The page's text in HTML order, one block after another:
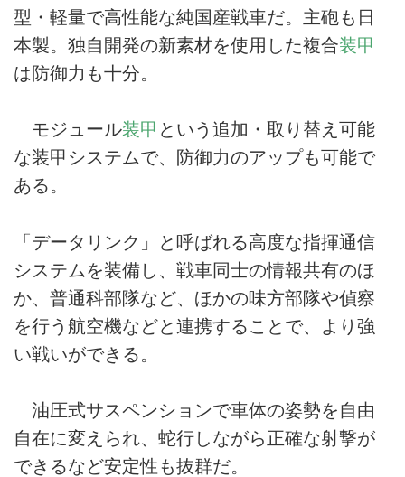
型・軽量で高性能な純国産戦車だ。主砲も日
本製。独自開発の新素材を使用した複合装甲
は防御力も十分。
モジュール装甲 という追加・取り替え可能
な装甲システムで、防御力のアップも可能で
ある。
「データリンク」と呼ばれる高度な指揮通信
システムを装備し、戦車同士の情報共有のほ
か、普通科部隊など、ほかの味方部隊や偵察
を行う航空機などと連携することで、より強
い戦いができる。
油圧式サスペンションで車体の姿勢を自由
自在に変えられ、蛇行しながら正確な射撃が
できるなど安定性も抜群だ。